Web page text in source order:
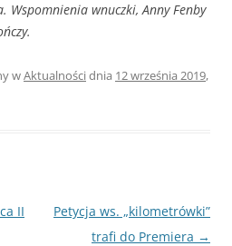
Wspomnienia wnuczki, Anny Fenby
wAktualnościdnia 12 września 2019,
II
Petycja ws. „kilometrówki”
trafi do Premiera →